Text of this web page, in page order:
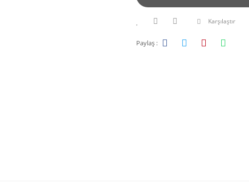
Karşılaştır
Paylaş :